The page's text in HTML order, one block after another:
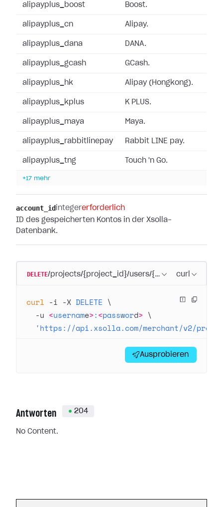
alipayplus_boost Boost.
alipayplus_cn Alipay.
alipayplus_dana DANA.
alipayplus_gcash GCash.
alipayplus_hk Alipay (Hongkong).
alipayplus_kplus K PLUS.
alipayplus_maya Maya.
alipayplus_rabbitlinepay Rabbit LINE pay.
alipayplus_tng Touch 'n Go.
+17 mehr
account_id integererforderlich
ID des gespeicherten Kontos in der Xsolla-
Datenbank.
DELETE/projects/{project_id}/users/{user_id}/
curl
curl -i -X DELETE \
  -u
<username>:<password> \
'https://api.xsolla.com/merchant/v2/
Ausprobieren
Antworten 204
No Content.